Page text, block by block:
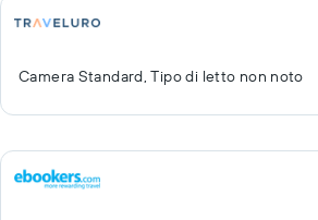
Camera Standard, Tipo di letto non noto